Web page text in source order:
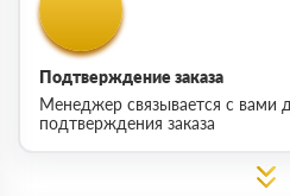
Подтверждение заказа
Менеджер связывается с вами
подтверждения заказа